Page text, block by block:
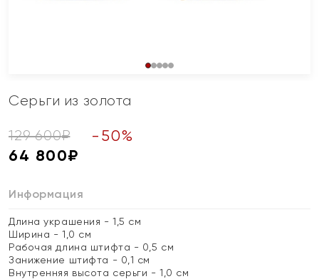
Серьги из золота
129 600₽ - 50%
64 800₽
Информация
Длина украшения - 1,5 см
Ширина - 1,0 см
Рабочая длина штифта - 0,5 см
Занижение штифта - 0,1 см
Внутренняя высота серьги - 1,0 см